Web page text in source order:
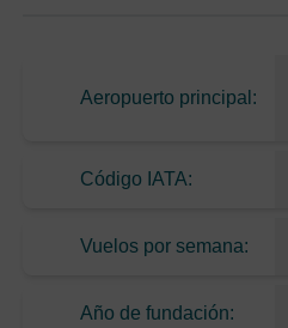
Aeropuerto principal:
Código IATA:
Vuelos por semana:
Año de fundación: